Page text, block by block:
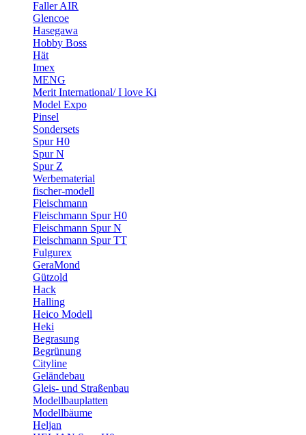
Faller AIR
Glencoe
Hasegawa
Hobby Boss
Hät
Imex
MENG
Merit International/ I love Ki
Model Expo
Pinsel
Sondersets
Spur H0
Spur N
Spur Z
Werbematerial
fischer-modell
Fleischmann
Fleischmann Spur H0
Fleischmann Spur N
Fleischmann Spur TT
Fulgurex
GeraMond
Gützold
Hack
Halling
Heico Modell
Heki
Begrasung
Begrünung
Cityline
Geländebau
Gleis- und Straßenbau
Modellbauplatten
Modellbäume
Heljan